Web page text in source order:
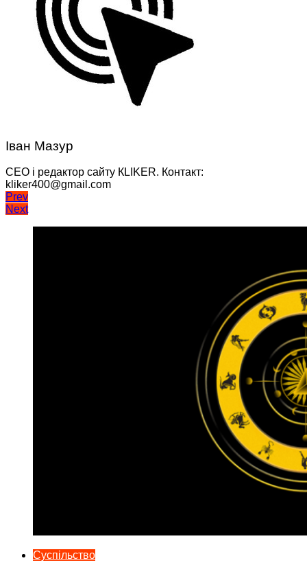
Іван Мазур
CEO і редактор сайту КLIKER. Контакт:
kliker400@gmail.com
Навігація
записів
Prev
Next
Суспільство